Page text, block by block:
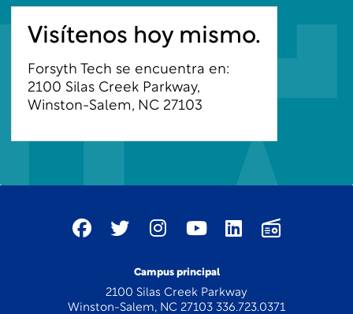
Visítenos hoy mismo.
Forsyth Tech se encuentra en:
2100 Silas Creek Parkway,
Winston-Salem, NC 27103
Campus principal
2100 Silas Creek Parkway
Winston-Salem, NC 27103 336.723.0371